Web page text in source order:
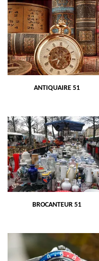
ANTIQUAIRE 51
BROCANTEUR 51